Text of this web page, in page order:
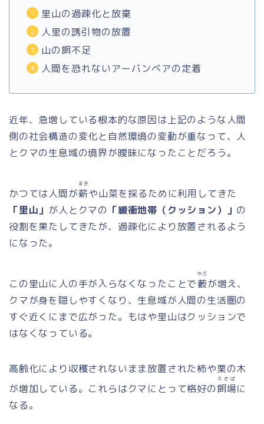
里山の過疎化と放棄
人里の誘引物の放置
山の餌不足
人間を恐れないアーバンベアの定着
近年、急増している根本的な原因は上記のような人間
側の社会構造の変化と自然環境の変動が重なって、人
とクマの生息域の境界が曖昧になったことだろう。
かつては人間が薪
まき
や山菜を採るために利用してきた
「里山」 が人とクマの 「緩衝地帯（クッション）」 の
役割を果たしてきたが、過疎化により放置されるよう
になった。
この里山に人の手が入らなくなったことで藪
やぶ
が増え、
クマが身を隠しやすくなり、生息域が人間の生活圏の
すぐ近くにまで広がった。もはや里山はクッションで
はなくなっている。
高齢化により収穫されないまま放置された柿や栗の木
が増加している。これらはクマにとって格好の餌場
えさば
に
なる。